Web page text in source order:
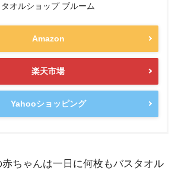
タオルショップ ブルーム
Amazon
楽天市場
Yahooショッピング
ちゃんは一日に何枚もバスタオル